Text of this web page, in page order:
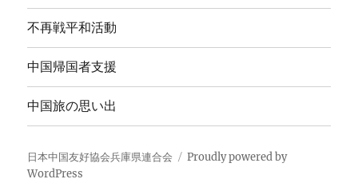
不再戦平和活動
中国帰国者支援
中国旅の思い出
日本中国友好協会兵庫県連合会
Proudly powered by
WordPress